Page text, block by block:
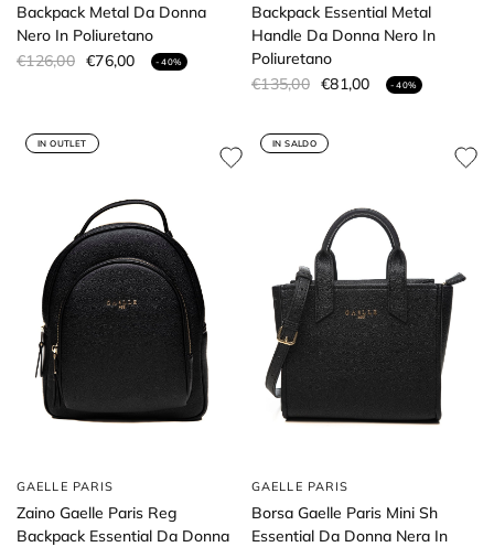
Backpack Metal Da Donna
Nero In Poliuretano
€126,00 €76,00 - 40%
Backpack Essential Metal
Handle Da Donna Nero In
Poliuretano
€135,00 €81,00 - 40%
IN OUTLET
GAELLE PARIS
Zaino Gaelle Paris Reg
Backpack Essential Da Donna
IN SALDO
GAELLE PARIS
Borsa Gaelle Paris Mini Sh
Essential Da Donna Nera In